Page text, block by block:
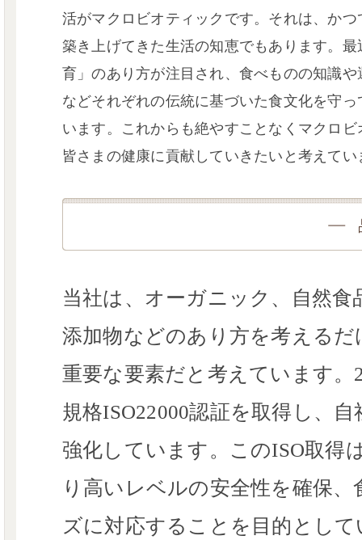
活がマクロビオティックです。それは、か
築き上げてきた生活の知恵でもあります。
育」のあり方が注目され、食べものの知識
などそれぞれの伝統に基づいた食文化を守
います。これからも絶やすことなくマクロ
皆さまの健康に貢献していきたいと考えてい
当社は、オーガニック、自然
添加物などのあり方を考える
重要な要素だと考えています。
規格ISO22000認証を取得し、
強化しています。このISO取得
り高いレベルの安全性を確保
ズに対応することを目的とし